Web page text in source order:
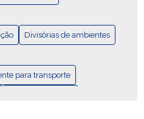
GUÍA COMPLETA
PARA EXPORTAÇÃO
Divisórias de ambientes
para transporte